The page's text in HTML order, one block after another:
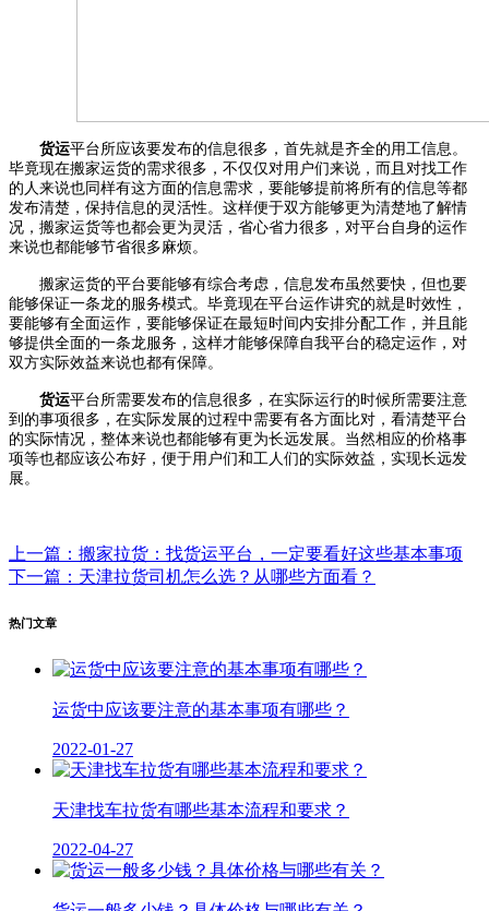
货运平台所应该要发布的信息很多，首先就是齐全的用工信息。
毕竟现在搬家运货的需求很多，不仅仅对用户们来说，而且对找工作
的人来说也同样有这方面的信息需求，要能够提前将所有的信息等都
发布清楚，保持信息的灵活性。这样便于双方能够更为清楚地了解情
况，搬家运货等也都会更为灵活，省心省力很多，对平台自身的运作
来说也都能够节省很多麻烦。
搬家运货的平台要能够有综合考虑，信息发布虽然要快，但也要
能够保证一条龙的服务模式。毕竟现在平台运作讲究的就是时效性，
要能够有全面运作，要能够保证在最短时间内安排分配工作，并且能
够提供全面的一条龙服务，这样才能够保障自我平台的稳定运作，对
双方实际效益来说也都有保障。
货运平台所需要发布的信息很多，在实际运行的时候所需要注意
到的事项很多，在实际发展的过程中需要有各方面比对，看清楚平台
的实际情况，整体来说也都能够有更为长远发展。当然相应的价格事
项等也都应该公布好，便于用户们和工人们的实际效益，实现长远发
展。
上一篇：搬家拉货：找货运平台，一定要看好这些基本事项
下一篇：天津拉货司机怎么选？从哪些方面看？
热门文章
运货中应该要注意的基本事项有哪些？
2022-01-27
天津找车拉货有哪些基本流程和要求？
2022-04-27